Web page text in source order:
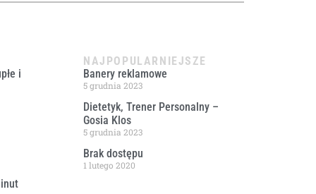
i
NAJPOPULARNIEJSZE
Banery reklamowe
5 grudnia 2023
Dietetyk, Trener Personalny –
Gosia Klos
5 grudnia 2023
Brak dostępu
1 lutego 2020